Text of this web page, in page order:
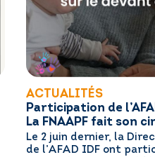
ACTUALITÉS
Participation de
La FNAAPF fait son
Le 2 juin dernier, la
de l’AFAD IDF ont